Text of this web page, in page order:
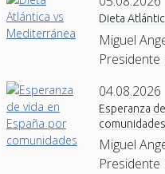
Dieta
Miguel
Presidente
04.08.2026
Esperanza
comunidades
Miguel
Presidente